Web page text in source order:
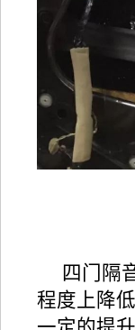
四门隔
程度上降